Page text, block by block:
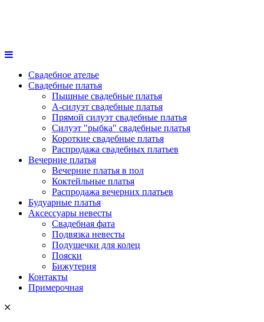
Свадебное ателье
Свадебные платья
Пышные свадебные платья
А-силуэт свадебные платья
Прямой силуэт свадебные платья
Силуэт "рыбка" свадебные платья
Короткие свадебные платья
Распродажа свадебных платьев
Вечерние платья
Вечерние платья в пол
Коктейльные платья
Распродажа вечерних платьев
Будуарные платья
Аксессуары невесты
Свадебная фата
Подвязка невесты
Подушечки для колец
Пояски
Бижутерия
Контакты
Примерочная